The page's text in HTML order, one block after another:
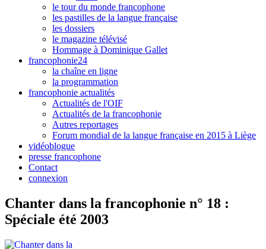
le tour du monde francophone
les pastilles de la langue française
les dossiers
le magazine télévisé
Hommage à Dominique Gallet
francophonie24
la chaîne en ligne
la programmation
francophonie actualités
Actualités de l'OIF
Actualités de la francophonie
Autres reportages
Forum mondial de la langue française en 2015 à Liège
vidéoblogue
presse francophone
Contact
connexion
Chanter dans la francophonie n° 18 :
Spéciale été 2003